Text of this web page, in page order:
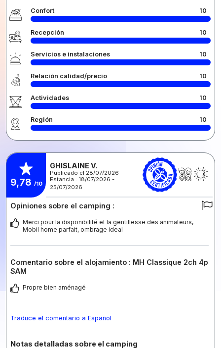
Confort 10
Recepción 10
Servicios e instalaciones 10
Relación calidad/precio 10
Actividades 10
Región 10
9,78 /10
GHISLAINE V.
Publicado el 28/07/2026
Estancia : 18/07/2026 -
25/07/2026
Opiniones sobre el camping :
Merci pour la disponibilité et la gentillesse des animateurs,
Mobil home parfait, ombrage ideal
Comentario sobre el alojamiento : MH Classique 2ch 4p
SAM
Propre bien aménagé
Traduce el comentario a Español
Notas detalladas sobre el camping